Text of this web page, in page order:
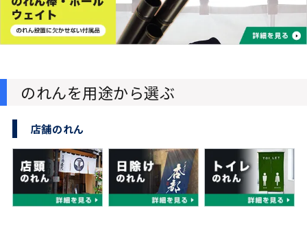
のれんを用途から選ぶ
店舗のれん